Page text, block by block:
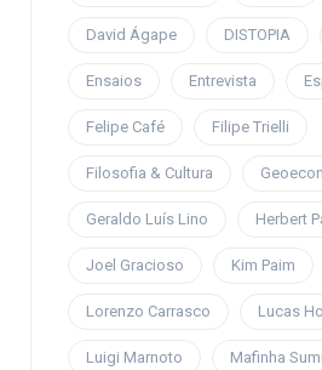
David Ágape DISTOPIA
Ensaios Entrevista
Felipe Café Filipe Trielli
Filosofia & Cultura
Geraldo Luís Lino Herbert
Joel Gracioso Kim Paim
Lorenzo Carrasco Lucas
Luigi Marnoto Mafinha